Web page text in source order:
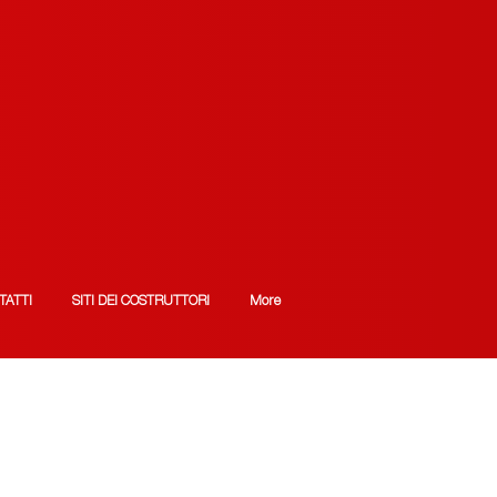
SITI DEI COSTRUTTORI More